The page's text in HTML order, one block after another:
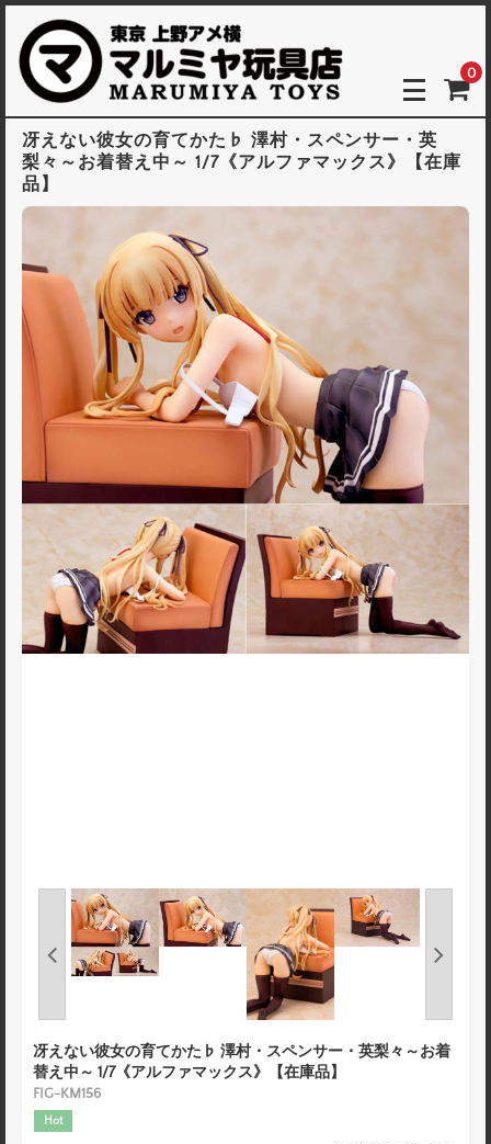
0
冴えない彼女の育てかた♭ 澤村・スペンサー・英
梨々～お着替え中～ 1/7《アルファマックス》【在庫
品】
冴えない彼女の育てかた♭ 澤村・スペンサー・英梨々～お着
替え中～ 1/7《アルファマックス》【在庫品】
FIG-KM156
Hot